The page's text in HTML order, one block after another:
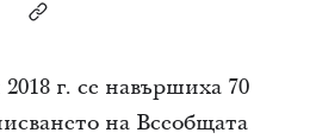
г. се навършиха 70
на Всеобщата